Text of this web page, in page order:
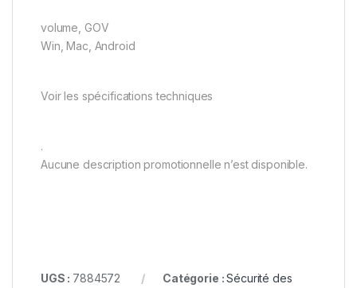
volume, GOV
Win, Mac, Android
Voir les spécifications techniques
.
Aucune description promotionnelle n’est disponible.
UGS : 7884572 Catégorie :Sécurité des